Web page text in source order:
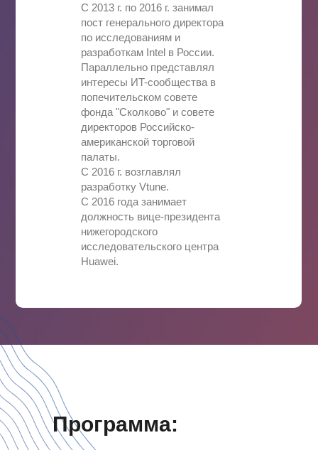
С 2013 г. по 2016 г. занимал
пост генерального директора
по исследованиям и
разработкам Intel в России.
Параллельно представлял
интересы ИT-сообщества в
попечительском совете
фонда "Сколково" и совете
директоров Российско-
американской торговой
палаты.
С 2016 г. возглавлял
разработку Vtune.
С 2016 года занимает
должность вице-президента
нижегородского
исследовательского центра
Huawei.
Программа: